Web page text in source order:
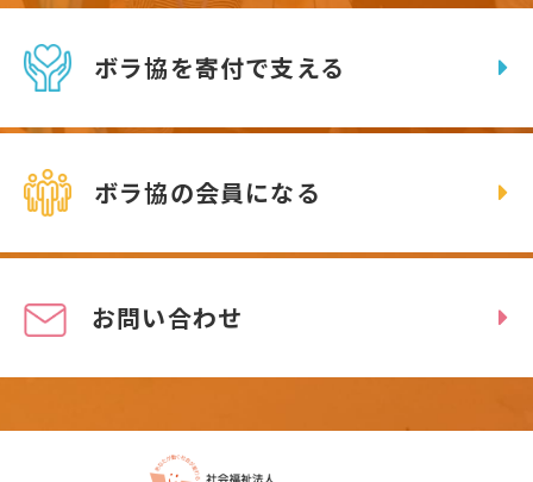
ボラ協を寄付で支える
ボラ協の会員になる
お問い合わせ